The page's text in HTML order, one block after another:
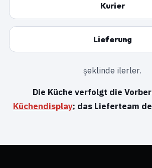
Kurier
Lieferung
şeklinde ilerler.
Die Küche verfolgt die
Küchendisplay; das Lieferteam